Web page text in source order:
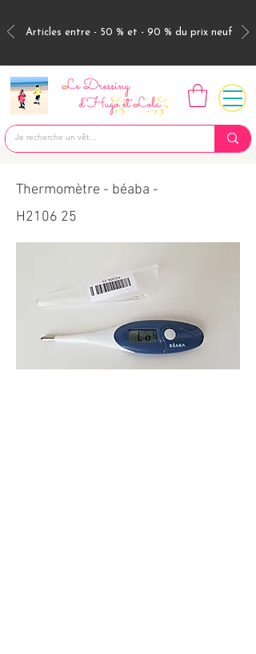
Articles entre - 50 % et - 90 % du prix neuf
Thermomètre - béaba -
H2106 25